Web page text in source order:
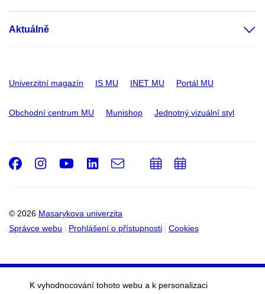
Aktuálně
Univerzitní magazín IS MU INET MU Portál MU
Obchodní centrum MU Munishop Jednotný vizuální styl
© 2026 Masarykova univerzita
Správce webu
Prohlášení o přístupnosti Cookies
Facebook
Instagram
Youtube
LinkedIn
e-
PřidatPřidat
K vyhodnocování tohoto webu a k personalizaci